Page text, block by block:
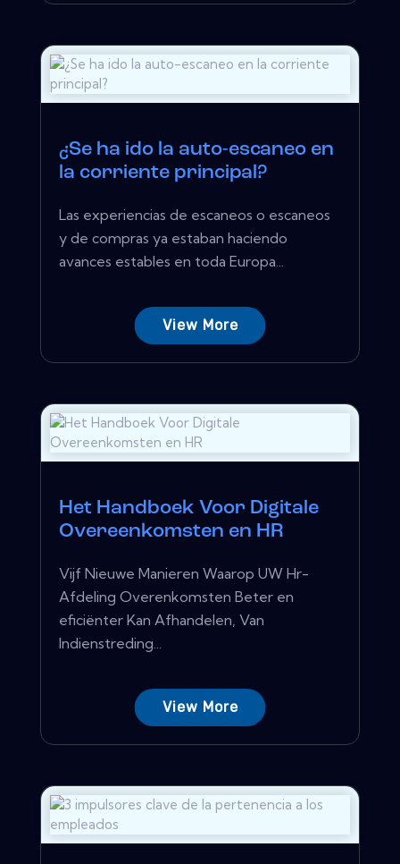
¿Se ha ido la auto-escaneo en
la corriente principal?
Las experiencias de escaneos o escaneos
y de compras ya estaban haciendo
avances estables en toda Europa...
View More
Het Handboek Voor Digitale
Overeenkomsten en HR
Vijf Nieuwe Manieren Waarop UW Hr-
Afdeling Overenkomsten Beter en
eficiënter Kan Afhandelen, Van
Indienstreding...
View More